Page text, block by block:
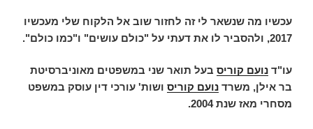
עכשיו מה שנשאר לי זה לחזור שוב אל הלקוח שלי מעכשיו
2017, ולהסביר לו את דעתי על "כולם עושים" ו"כמו כולם".
עו"ד נועם קוריס בעל תואר שני במשפטים מאוניברסיטת
בר אילן, משרד נועם קוריס ושות' עורכי דין עוסק במשפט
מסחרי מאז שנת 2004.